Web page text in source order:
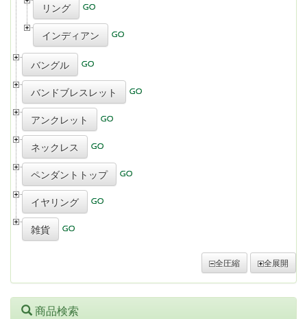
リング
インディアン
バングル
バンドブレスレット
アンクレット
ネックレス
ペンダントトップ
イヤリング
雑貨
全圧縮 全展開
商品検索